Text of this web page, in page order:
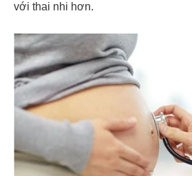
với thai nhi hơn.